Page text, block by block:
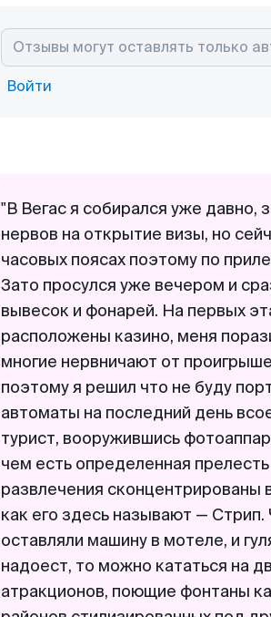
Войти
"В Вегас я собирался уже давно,
нервов на открытие визы, но
часовых поясах поэтому по
Зато просулся уже вечером и
вывесок и фонарей. На первых
расположены казино, меня
многие нервничают от
поэтому я решил что не буду
автоматы на последний день
турист, вооружившись
чем есть определенная
развлечения сконцентрированы
как его здесь называют —
оставляли машину в мотеле, и
надоест, то можно кататься на
атракционов, поющие фонтаны